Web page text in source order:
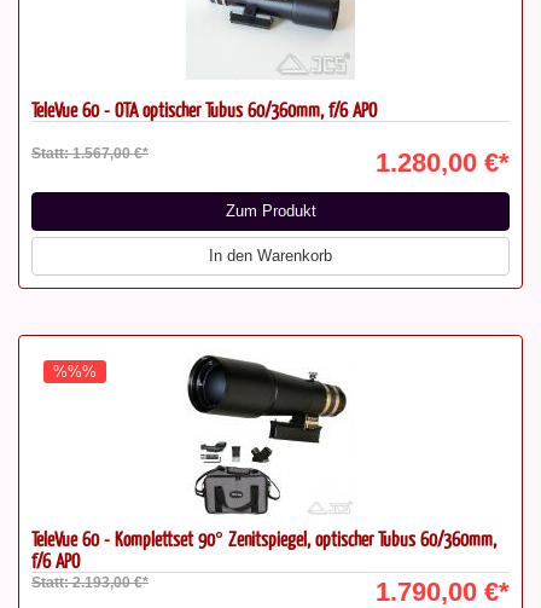
TeleVue 60 - OTA optischer Tubus 60/360mm, f/6 APO
Statt: 1.567,00 €* 1.280,00 €*
Zum Produkt
In den Warenkorb
%%%
TeleVue 60 - Komplettset 90° Zenitspiegel, optischer Tubus 60/360mm,
f/6 APO
Statt: 2.193,00 €* 1.790,00 €*